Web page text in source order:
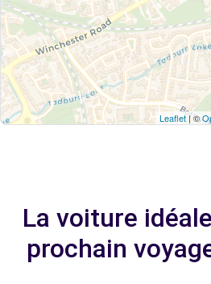
Leaflet| ©
La voiture
prochain